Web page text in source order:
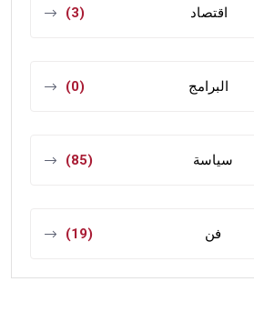
اقتصاد (3)
البرامج (0)
سياسة (85)
فن (19)